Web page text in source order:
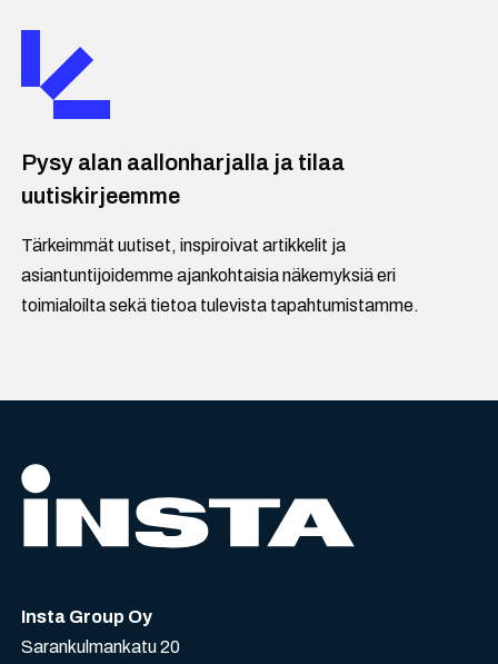
Pysy alan aallonharjalla ja tilaa
uutiskirjeemme
Tärkeimmät uutiset, inspiroivat artikkelit ja
asiantuntijoidemme ajankohtaisia näkemyksiä eri
toimialoilta sekä tietoa tulevista tapahtumistamme.
Insta Group Oy
Sarankulmankatu 20